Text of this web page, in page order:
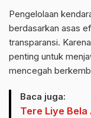
Pengelolaan
berdasarkan asas
transparansi.
penting untuk
mencegah
Baca juga:
Tere Liye Bela